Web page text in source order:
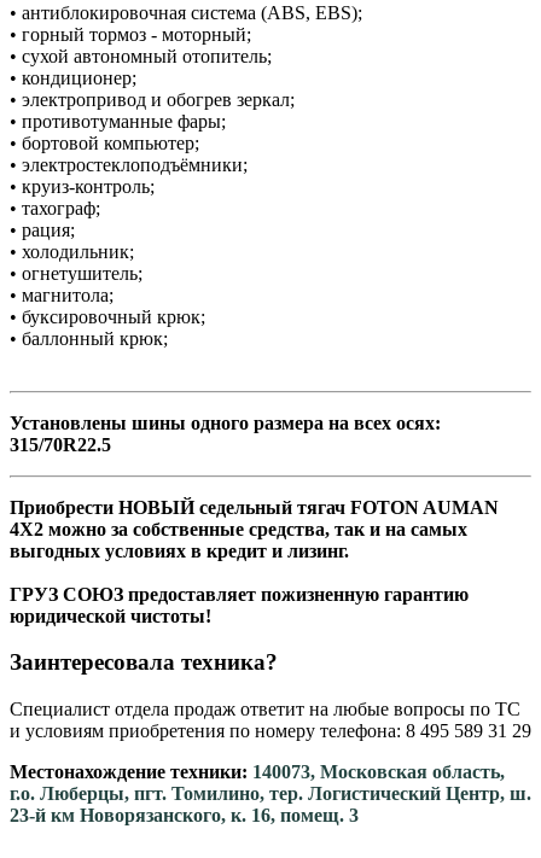
• антиблокировочная система (ABS, ЕBS);
• горный тормоз - моторный;
• cухой автономный отопитель;
• кондиционер;
• электропривод и обогрев зеркал;
• противотуманные фары;
• бортовой компьютер;
• электростеклоподъёмники;
• круиз-контроль;
• тахограф;
• рация;
• холодильник;
• огнетушитель;
• магнитола;
• буксировочный крюк;
• баллонный крюк;
Установлены шины одного размера на всех осях:
315/70R22.5
Приобрести НОВЫЙ седельный тягач FOTON AUMAN
4Х2 можно за собственные средства, так и на самых
выгодных условиях в кредит и лизинг.
ГРУЗ СОЮЗ предоставляет пожизненную гарантию
юридической чистоты!
Заинтересовала техника?
Специалист отдела продаж ответит на любые вопросы по ТС
и условиям приобретения по номеру телефона: 8 495 589 31 29
Местонахождение техники: 140073, Московская область,
г.о. Люберцы, пгт. Томилино, тер. Логистический Центр, ш.
23-й км Новорязанского, к. 16, помещ. 3